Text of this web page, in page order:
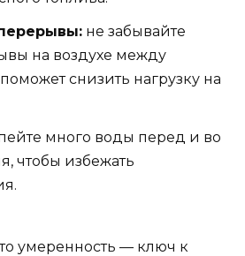
не забывайте
на воздухе между
снизить нагрузку на
много воды перед и во
чтобы избежать
умеренность — ключ к